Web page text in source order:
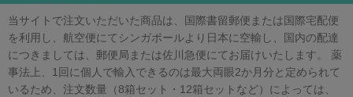
当サイトで注文いただいた商品は、国際書留郵便または国際宅配便
を利用し、航空便にてシンガポールより日本に空輸し、国内の配達
につきましては、郵便局または佐川急便にてお届けいたします。 薬
事法上、1回に個人で輸入できるのは最大両眼2か月分と定められて
いるため、注文数量（8箱セット・12箱セットなど）によっては、